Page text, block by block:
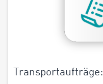
Transportaufträge: